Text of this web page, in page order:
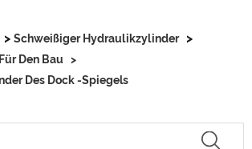
> Schweißiger Hydraulikzylinder >
Den Bau
>
Des Dock -Spiegels